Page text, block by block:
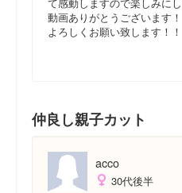
動画ありがとうございます！
よろしくお願い致します！！
仲良し親子カット
acco
30代後半